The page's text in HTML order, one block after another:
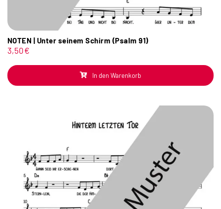
NOTEN | Unter seinem Schirm (Psalm 91)
3,50€
In den Warenkorb